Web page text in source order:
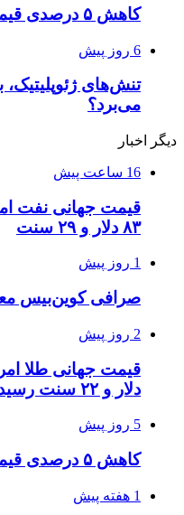
کاهش ۵ درصدی قیمت نفت
6 روز پیش
تنش‌های ژئوپلیتیک،
می‌برد؟
دیگر اخبار
16 ساعت پیش
۸۳ دلار و ۲۹ سنت
1 روز پیش
صرافی کوین‌بیس معاملات ۶ رمزارز
2 روز پیش
دلار و ۲۲ سنت رسید
5 روز پیش
کاهش ۵ درصدی قیمت نفت
1 هفته پیش